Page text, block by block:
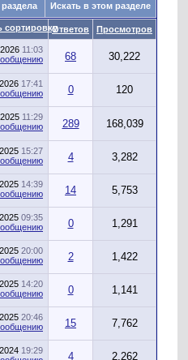
Искать в этом разделе
Ответов Просмотров
11:03
68 30,222
17:41
0 120
11:29
289 168,039
15:27
4 3,282
14:39
14 5,753
09:35
0 1,291
20:00
2 1,422
14:20
0 1,141
20:46
15 7,762
19:29
4 2,262